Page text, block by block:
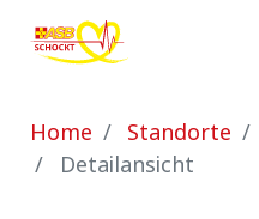
Zum Hauptinhalt springen
Sie sind hier:
Home Standorte
Detailansicht